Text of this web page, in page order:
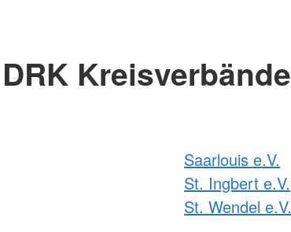
DRK Kreisverbände
Saarlouis e.V.
St. Ingbert e.V.
St. Wendel e.V.